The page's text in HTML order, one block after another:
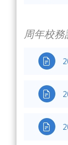
周年校務


